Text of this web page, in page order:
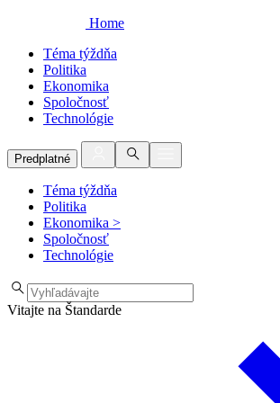
Home
Téma týždňa
Politika
Ekonomika
Spoločnosť
Technológie
Predplatné
Téma týždňa
Politika
Ekonomika >
Spoločnosť
Technológie
Vitajte na Štandarde